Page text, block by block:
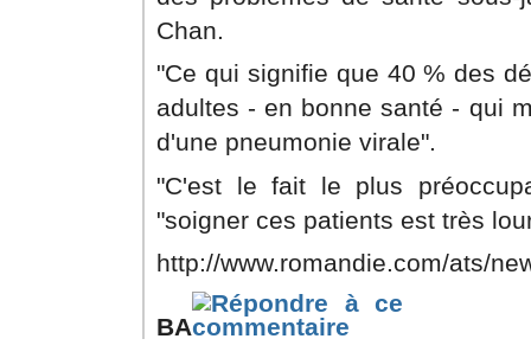
Chan.
"Ce qui signifie que 40 % des
adultes - en bonne santé - qui
d'une pneumonie virale".
"C'est le fait le plus
"soigner ces patients est très
http://www.romandie.com/ats/
BA